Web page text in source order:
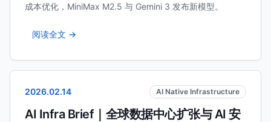
成本优化，MiniMax M2.5 与 Gemini 3 发布新模型。
阅读全文 →
2026.02.14 AI Native Infrastructure
AI Infra Brief｜全球数据中心扩张与 AI 安